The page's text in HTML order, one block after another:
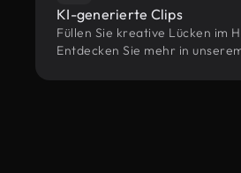
KI-generierte Clips
Füllen Sie kreative Lücken im
Entdecken Sie mehr in